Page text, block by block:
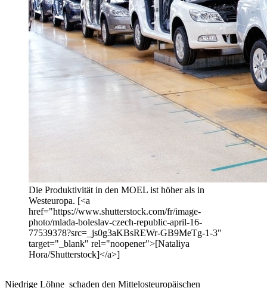
Die Produktivität in den MOEL ist höher als in
Westeuropa. [<a
href="https://www.shutterstock.com/fr/image-
photo/mlada-boleslav-czech-republic-april-16-
77539378?src=_js0g3aKBsREWr-GB9MeTg-1-3"
target="_blank" rel="noopener">[Nataliya
Hora/Shutterstock]</a>]
Niedrige Löhne schaden den Mittelosteuropäischen